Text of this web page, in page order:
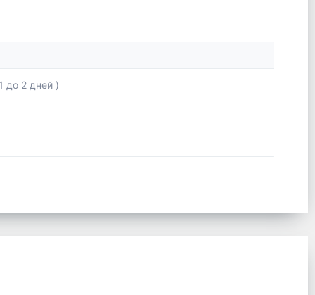
до 2 дней )